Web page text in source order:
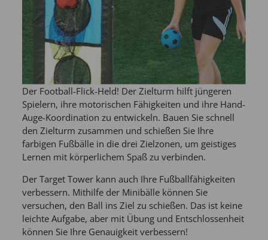
Der Football-Flick-Held! Der Zielturm hilft jüngeren
Spielern, ihre motorischen Fähigkeiten und ihre Hand-
Auge-Koordination zu entwickeln. Bauen Sie schnell
den Zielturm zusammen und schießen Sie Ihre
farbigen Fußbälle in die drei Zielzonen, um geistiges
Lernen mit körperlichem Spaß zu verbinden.
Der Target Tower kann auch Ihre Fußballfähigkeiten
verbessern. Mithilfe der Minibälle können Sie
versuchen, den Ball ins Ziel zu schießen. Das ist keine
leichte Aufgabe, aber mit Übung und Entschlossenheit
können Sie Ihre Genauigkeit verbessern!